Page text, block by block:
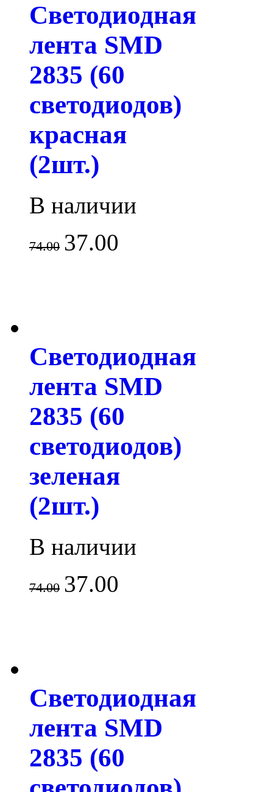
Светодиодная
лента SMD
2835 (60
светодиодов)
красная
(2шт.)
В наличии
74.00 37.00
Светодиодная
лента SMD
2835 (60
светодиодов)
зеленая
(2шт.)
В наличии
74.00 37.00
Светодиодная
лента SMD
2835 (60